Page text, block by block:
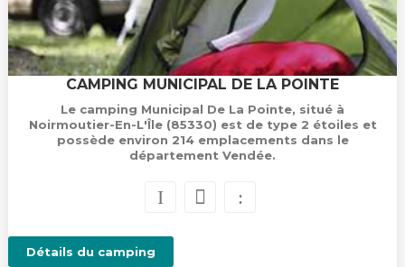
CAMPING MUNICIPAL DE LA POINTE
Le camping Municipal De La Pointe, situé à
Noirmoutier-En-L'Île (85330) est de type 2 étoiles et
possède environ 214 emplacements dans le
département Vendée.
Détails du camping